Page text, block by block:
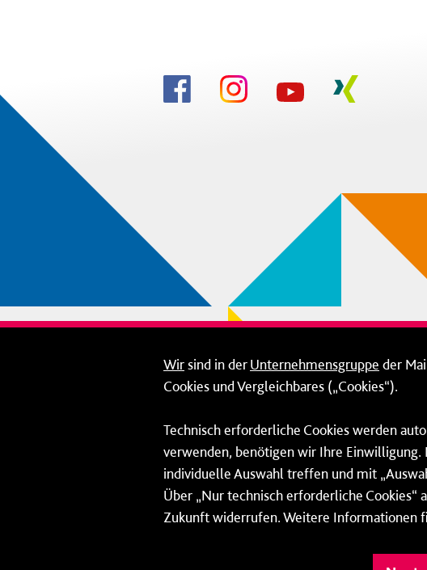
Wirsind in derUnternehmensgruppe der
Cookies und Vergleichbares („Cookies“).
Technisch erforderliche Cookies werden
verwenden, benötigen wir Ihre Einwilligung.
individuelle Auswahl treffen und mit
Über „Nur technisch erforderliche Cookies“
Zukunft widerrufen. Weitere Informationen